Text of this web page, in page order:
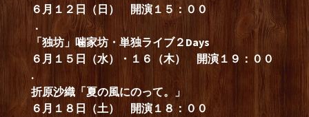
６月１２日（日） 開演１５：００
．
「独坊」噛家坊・単独ライブ２Days
６月１５日（水）・１６（木） 開演１９：００
.
折原沙織「夏の風にのって。」
６月１８日（土） 開演１８：００